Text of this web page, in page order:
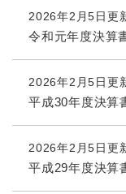
2026年2月5日更
令和元年度決算
2026年2月5日更
平成30年度決算
2026年2月5日更
平成29年度決算